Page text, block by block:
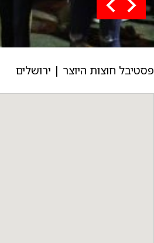
פסטיבל חוצות היוצר | ירושלים